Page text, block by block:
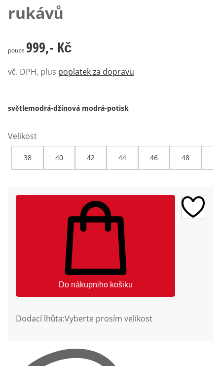
rukávů
999,- Kč
pouze 999,- Kč
vč. DPH, plus poplatek za dopravu
světlemodrá-džínová modrá-potisk
Velikost
38 40 42 44 46 48
Do nákupniho košiku
Dodací lhůta:Vyberte prosím velikost